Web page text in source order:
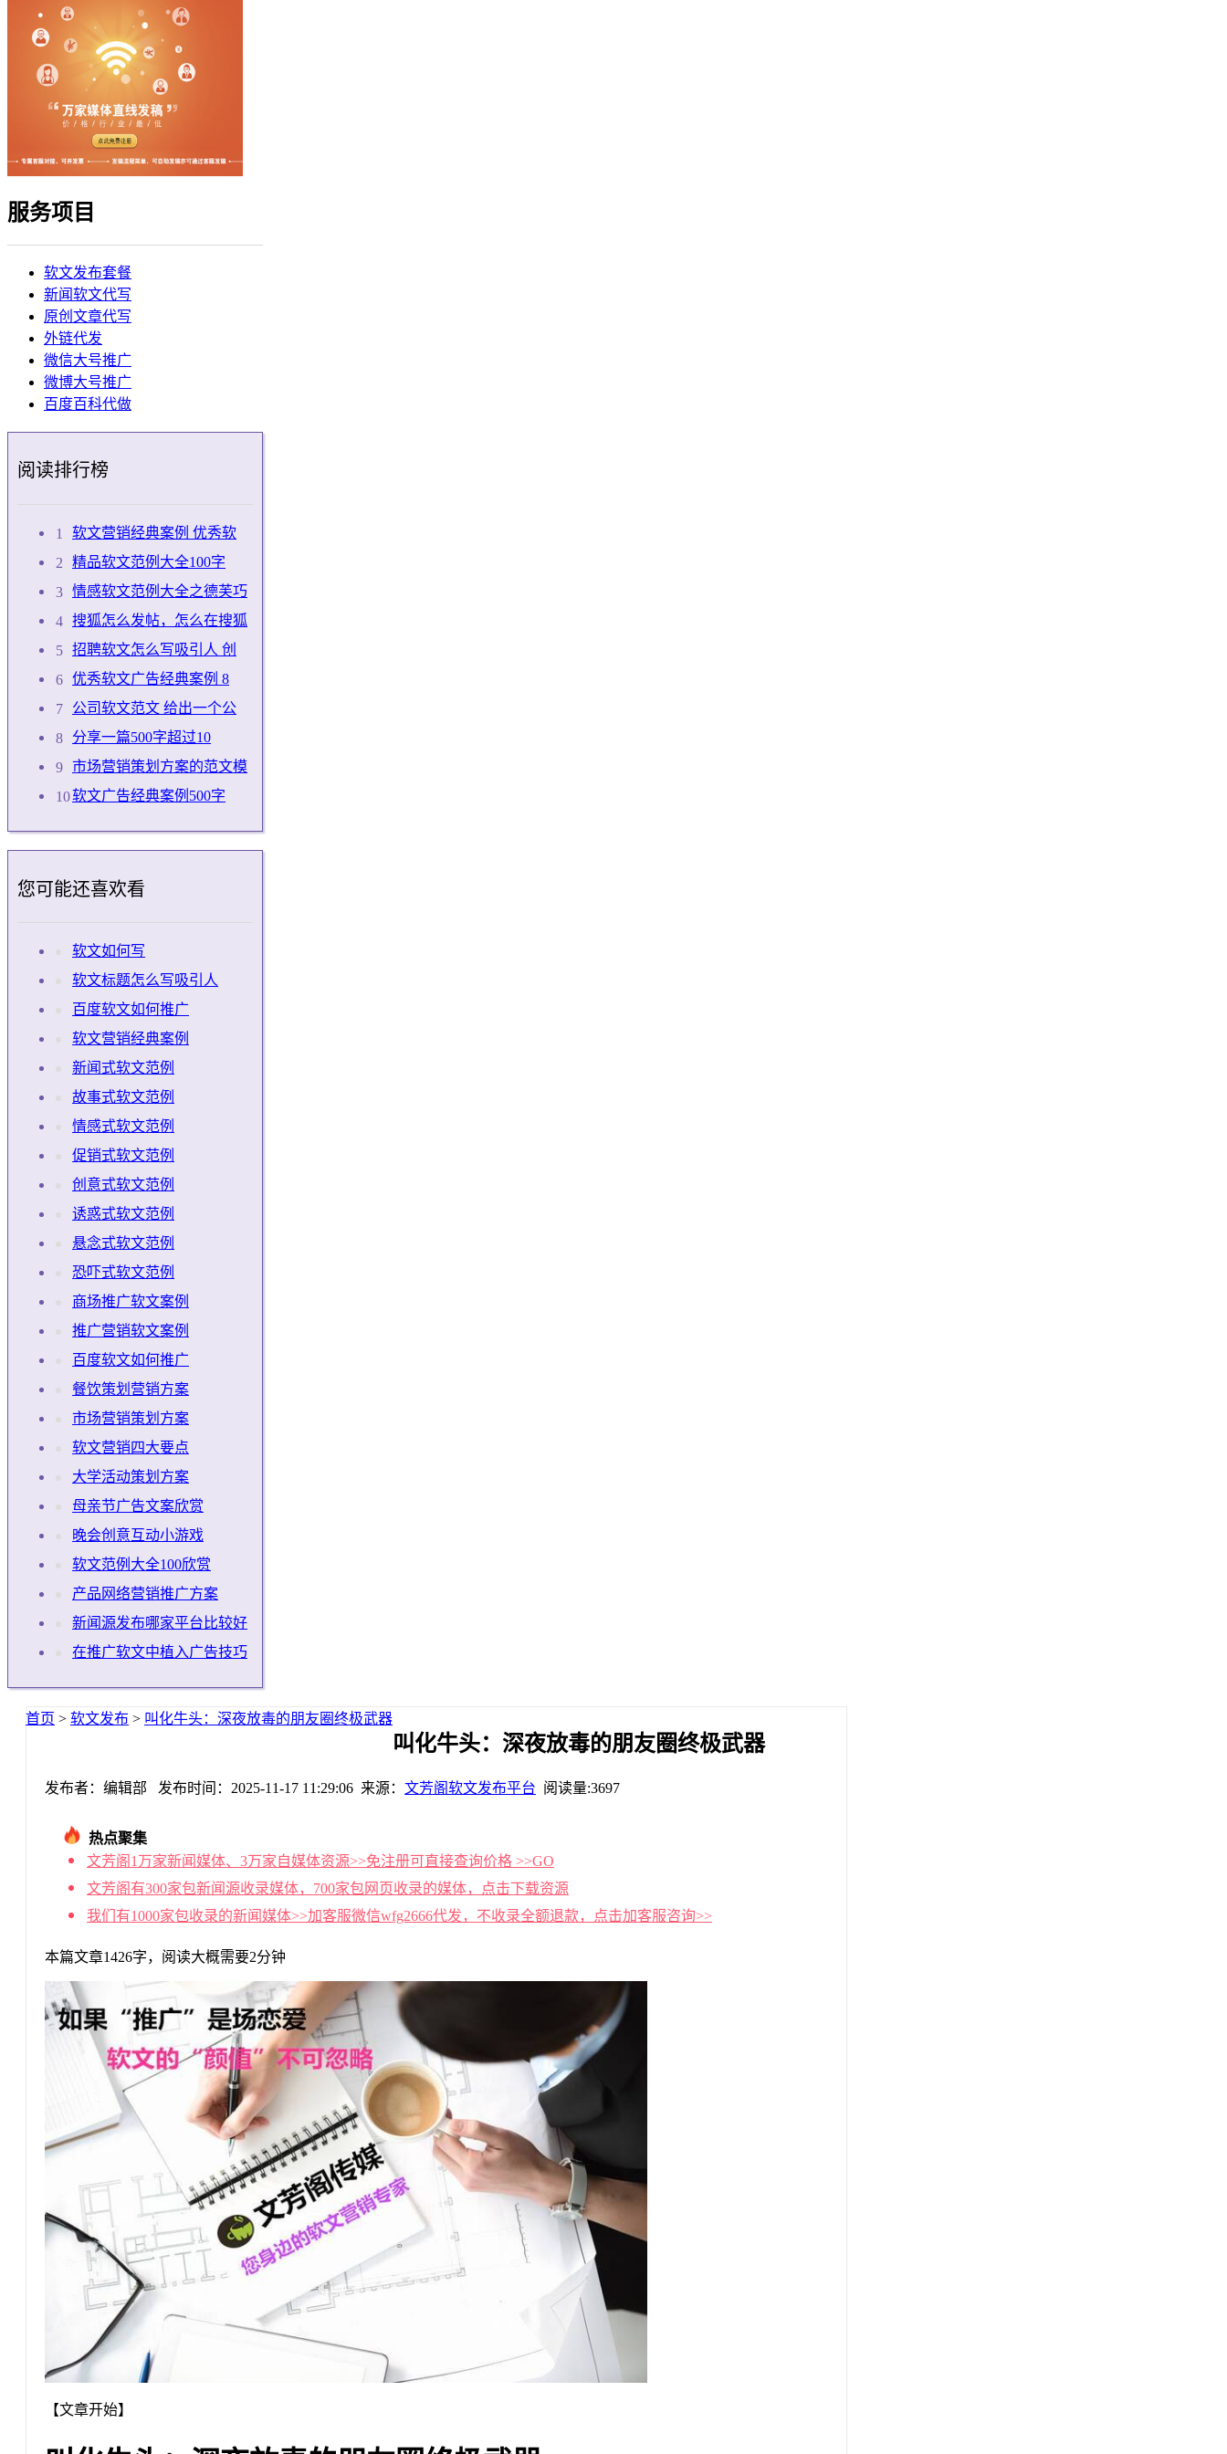
服务项目
软文发布套餐
新闻软文代写
原创文章代写
外链代发
微信大号推广
微博大号推广
百度百科代做
阅读排行榜
软文营销经典案例 优秀软
精品软文范例大全100字
情感软文范例大全之德芙巧
搜狐怎么发帖，怎么在搜狐
招聘软文怎么写吸引人 创
优秀软文广告经典案例 8
公司软文范文 给出一个公
分享一篇500字超过10
市场营销策划方案的范文模
软文广告经典案例500字
您可能还喜欢看
软文如何写
软文标题怎么写吸引人
百度软文如何推广
软文营销经典案例
新闻式软文范例
故事式软文范例
情感式软文范例
促销式软文范例
创意式软文范例
诱惑式软文范例
悬念式软文范例
恐吓式软文范例
商场推广软文案例
推广营销软文案例
百度软文如何推广
餐饮策划营销方案
市场营销策划方案
软文营销四大要点
大学活动策划方案
母亲节广告文案欣赏
晚会创意互动小游戏
软文范例大全100欣赏
产品网络营销推广方案
新闻源发布哪家平台比较好
在推广软文中植入广告技巧
首页 > 软文发布 > 叫化牛头：深夜放毒的朋友圈终极武器
叫化牛头：深夜放毒的朋友圈终极武器
发布者：编辑部 发布时间：2025-11-17 11:29:06 来源： 文芳阁软文发布平台 阅读量:3697
热点聚集
文芳阁1万家新闻媒体、3万家自媒体资源>>免注册可直接查询价格 >>GO
文芳阁有300家包新闻源收录媒体，700家包网页收录的媒体，点击下载资源
我们有1000家包收录的新闻媒体>>加客服微信wfg2666代发，不收录全额退款，点击加客服咨询>>
本篇文章1426字，阅读大概需要2分钟
【文章开始】